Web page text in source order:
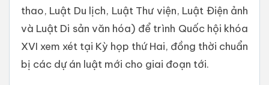
thao, Luật Du lịch, Luật Thư viện, Luật Điện ảnh
và Luật Di sản văn hóa) để trình Quốc hội khóa
XVI xem xét tại Kỳ họp thứ Hai, đồng thời chuẩn
bị các dự án luật mới cho giai đoạn tới.